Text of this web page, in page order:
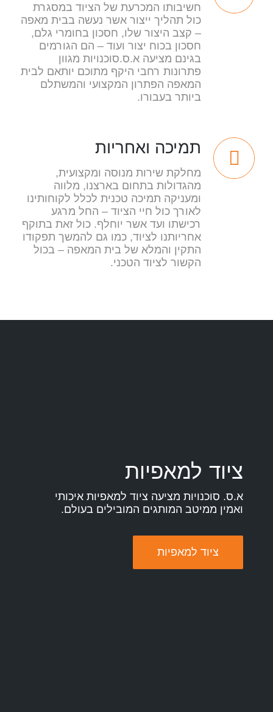
חשיבותו המכרעת של הציוד במסגרת
כול תהליך ייצור אשר נעשה בבית מאפה
– קצב היצור שלו, חסכון בחומרי גלם,
חסכון בכוח יצור ועוד – הם הגורמים
בגינם מציעה א.ס.סוכנויות מגוון
פתרונות רחבי היקף מתוכם יותאם לבית
המאפה הפתרון המקצועי והמשתלם
ביותר בעבורו.
תמיכה ואחריות
מחלקת שירות מנוסה ומקצועית,
מהגדולות בתחום בארצנו, מלווה
ומעניקה תמיכה טכנית לכלל לקוחותינו
לאורך כול חיי הציוד – החל מרגע
רכישתו ועד אשר יוחלף. כול זאת בתוקף
אחריותנו לציוד, כמו גם להמשך תפקודו
התקין והמלא של בית המאפה – בכול
הקשור לציוד הטכני.
ציוד למאפיות
א.ס. סוכנויות מציעה ציוד למאפיות איכותי
ואמין ממיטב המותגים המובילים בעולם.
ציוד למאפיות